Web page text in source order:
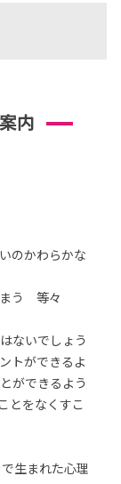
内
のかわらかな
まう 等々
ないでしょう
トができるよ
ができるよう
とをなくすこ
生まれた心理